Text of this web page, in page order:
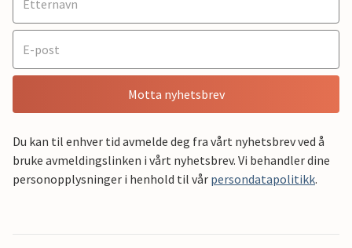
Motta nyhetsbrev
Du kan til enhver tid avmelde deg fra vårt nyhetsbrev ved å
bruke avmeldingslinken i vårt nyhetsbrev. Vi behandler dine
personopplysninger i henhold til vår persondatapolitikk.